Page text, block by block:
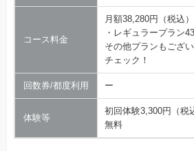
コース料金
月額38,280円（税込）
・レギュラープラン
その他プランもござ
チェック！
回数券/都度利用 ー
体験等
初回体験3,300円（
無料